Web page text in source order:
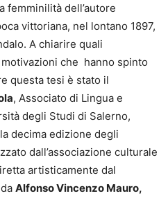
femminilità dell’autore
vittoriana, nel lontano 1897,
A chiarire quali
che hanno spinto
questa tesi è stato il
, Associato di Lingua e
degli Studi di Salerno,
decima edizione degli
dall’associazione culturale
artisticamente dal
Alfonso Vincenzo Mauro,